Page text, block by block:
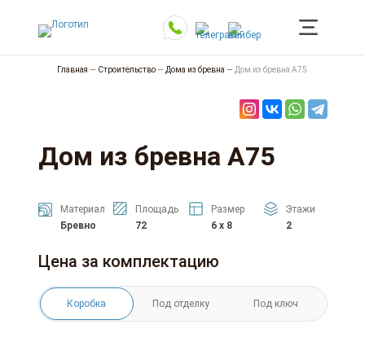
Главная — Строительство— Дома из бревна — Дом из бревна А75
Дом из бревна А75
Материал
Бревно
Площадь
72
Размер
6 x 8
Этажи
2
Цена за комплектацию
Коробка Под отделку Под ключ